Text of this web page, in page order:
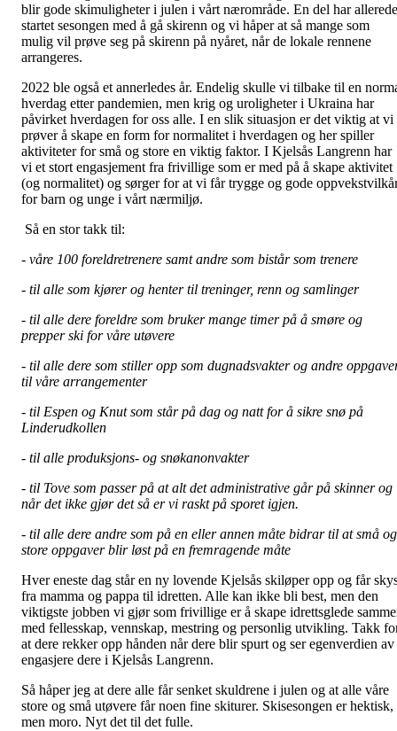
blir gode skimuligheter i julen i vårt nærområde. En del har allerede
startet sesongen med å gå skirenn og vi håper at så mange som
mulig vil prøve seg på skirenn på nyåret, når de lokale rennene
arrangeres.
2022 ble også et annerledes år. Endelig skulle vi tilbake til en
hverdag etter pandemien, men krig og uroligheter i Ukraina har
påvirket hverdagen for oss alle. I en slik situasjon er det viktig at vi
prøver å skape en form for normalitet i hverdagen og her spiller
aktiviteter for små og store en viktig faktor. I Kjelsås Langrenn har
vi et stort engasjement fra frivillige som er med på å skape aktivitet
(og normalitet) og sørger for at vi får trygge og gode
for barn og unge i vårt nærmiljø.
Så en stor takk til:
- våre 100 foreldretrenere samt andre som bistår som trenere
- til alle som kjører og henter til treninger, renn og samlinger
- til alle dere foreldre som bruker mange timer på å smøre og
prepper ski for våre utøvere
- til alle dere som stiller opp som dugnadsvakter og andre
til våre arrangementer
- til Espen og Knut som står på dag og natt for å sikre snø på
Linderudkollen
- til alle produksjons- og snøkanonvakter
- til Tove som passer på at alt det administrative går på skinner og
når det ikke gjør det så er vi raskt på sporet igjen.
- til alle dere andre som på en eller annen måte bidrar til at små og
store oppgaver blir løst på en fremragende måte
Hver eneste dag står en ny lovende Kjelsås skiløper opp og får
fra mamma og pappa til idretten. Alle kan ikke bli best, men den
viktigste jobben vi gjør som frivillige er å skape idrettsglede
med fellesskap, vennskap, mestring og personlig utvikling. Takk
at dere rekker opp hånden når dere blir spurt og ser egenverdien av
engasjere dere i Kjelsås Langrenn.
Så håper jeg at dere alle får senket skuldrene i julen og at alle våre
store og små utøvere får noen fine skiturer. Skisesongen er hektisk,
men moro. Nyt det til det fulle.